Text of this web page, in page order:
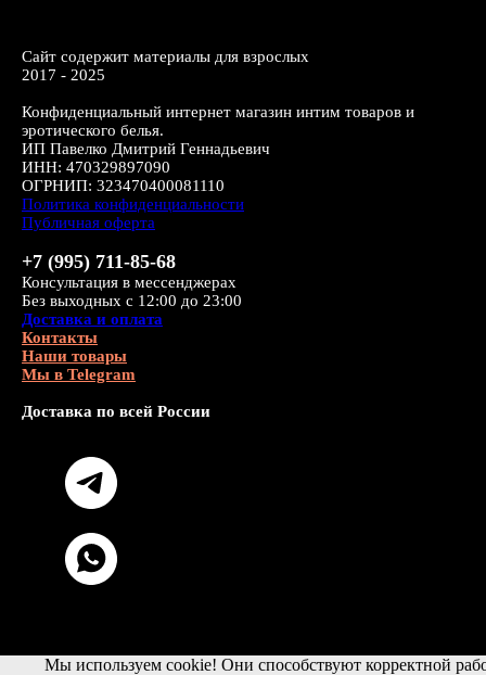
Сайт содержит материалы для взрослых
2017 - 2025
Конфиденциальный интернет магазин интим товаров и
эротического белья.
ИП Павелко Дмитрий Геннадьевич
ИНН: 470329897090
ОГРНИП: 323470400081110
Политика конфиденциальности
Публичная оферта
+7 (995) 711-85-68
Консультация в мессенджерах
Без выходных с 12:00 до 23:00
Доставка и оплата
Контакты
Наши товары
Мы в Telegram
Доставка по всей России
Мы используем cookie! Они способствуют корректной